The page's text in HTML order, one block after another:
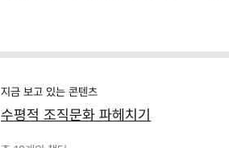
지금 보고 있는 콘텐츠
수평적 조직문화 파헤치기